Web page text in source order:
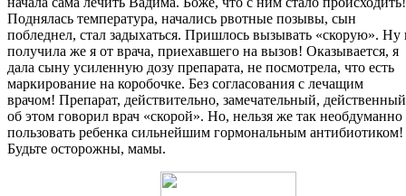
Поднялась температура, начались рвотные позывы, сын
побледнел, стал задыхаться. Пришлось вызывать «скорую». Ну
получила же я от врача, приехавшего на вызов! Оказывается, я
дала сыну усиленную дозу препарата, не посмотрела, что есть
маркирование на коробочке. Без согласования с лечащим
врачом! Препарат, действительно, замечательный,
об этом говорил врач «скорой». Но, нельзя же так необдуманно
пользовать ребенка сильнейшим гормональным антибиотиком!
Будьте осторожны, мамы.